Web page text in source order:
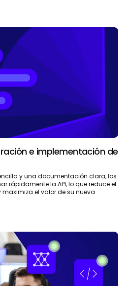
e implementación de
y una documentación clara, los
rápidamente la API, lo que reduce el
el valor de su nueva